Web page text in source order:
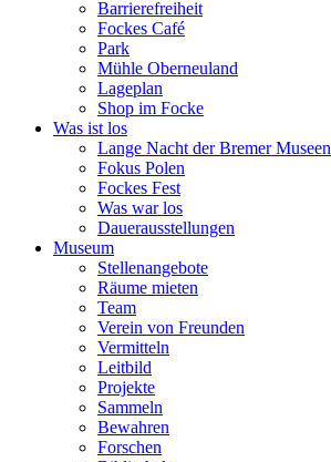
Barrierefreiheit
Fockes Café
Park
Mühle Oberneuland
Lageplan
Shop im Focke
Was ist los
Lange Nacht der Bremer Museen
Fokus Polen
Fockes Fest
Was war los
Dauerausstellungen
Museum
Stellenangebote
Räume mieten
Team
Verein von Freunden
Vermitteln
Leitbild
Projekte
Sammeln
Bewahren
Forschen